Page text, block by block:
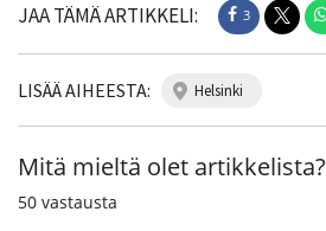
JAA TÄMÄ ARTIKKELI: 3
LISÄÄ AIHEESTA: helsinki
Mitä mieltä olet artikkelista?
50 vastausta